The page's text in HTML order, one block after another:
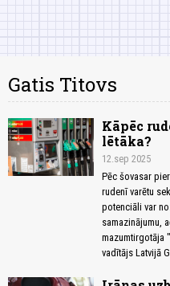
Gatis Titovs
Kāpēc
lētāka?
12.sep 2025
Pēc šovasar
rudenī varētu
potenciāli var
samazinājumu,
mazumtirgotāja
vadītājs Latvijā